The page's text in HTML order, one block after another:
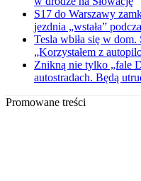
S17 do Warszawy
jezdnia „wstała”
Tesla wbiła się w
„Korzystałem z
Znikną nie tylko „fale
autostradach. Będą
Promowane treści